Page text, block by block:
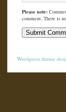
Please note:
comment. There is
Wordpress theme